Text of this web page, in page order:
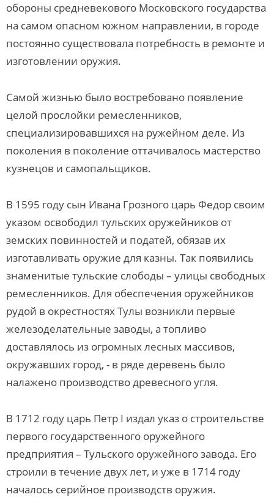
обороны средневекового Московского государства
на самом опасном южном направлении, в городе
постоянно существовала потребность в ремонте и
изготовлении оружия.
Самой жизнью было востребовано появление
целой прослойки ремесленников,
специализировавшихся на ружейном деле. Из
поколения в поколение оттачивалось мастерство
кузнецов и самопальщиков.
В 1595 году сын Ивана Грозного царь Федор своим
указом освободил тульских оружейников от
земских повинностей и податей, обязав их
изготавливать оружие для казны. Так появились
знаменитые тульские слободы – улицы свободных
ремесленников. Для обеспечения оружейников
рудой в окрестностях Тулы возникли первые
железоделательные заводы, а топливо
доставлялось из огромных лесных массивов,
окружавших город, - в ряде деревень было
налажено производство древесного угля.
В 1712 году царь Петр I издал указ о строительстве
первого государственного оружейного
предприятия – Тульского оружейного завода. Его
строили в течение двух лет, и уже в 1714 году
началось серийное производств оружия.